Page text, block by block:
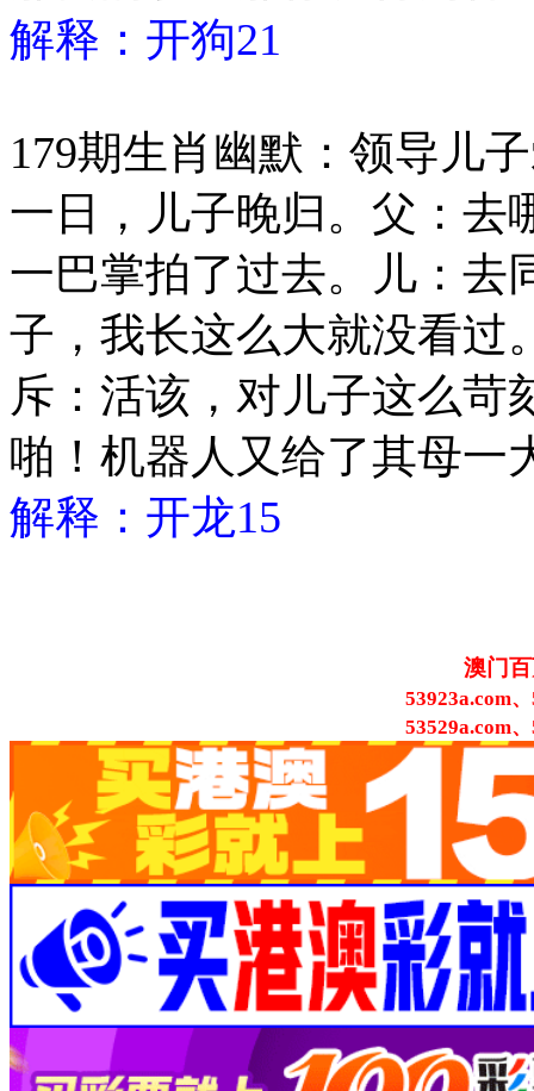
解释：开狗21
179期生肖幽默：领导儿
一日，儿子晚归。父：去
一巴掌拍了过去。儿：去
子，我长这么大就没看过
斥：活该，对儿子这么苛
啪！机器人又给了其母一
解释：开龙15
澳门
53923a.com
53529a.com